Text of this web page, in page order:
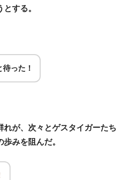
する。
った！
れが、次々とゲスタイガーたち
みを阻んだ。